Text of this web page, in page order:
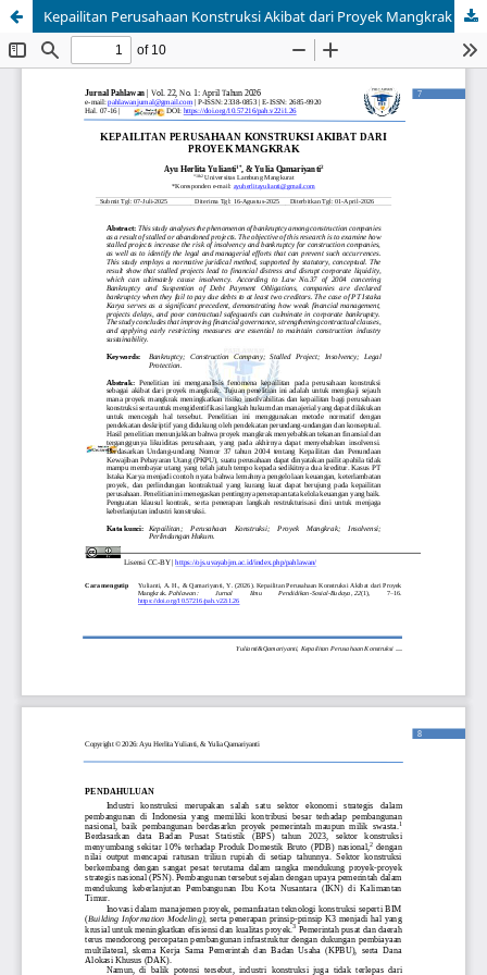
Kepailitan Perusahaan Konstruksi Akibat dari Proyek Mangkrak